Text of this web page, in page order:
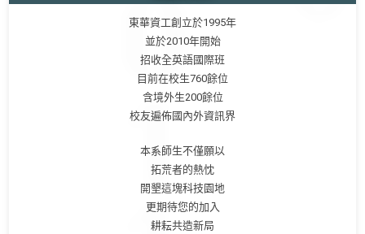
東華資工創立於1995年
並於2010年開始
招收全英語國際班
目前在校生760餘位
含境外生200餘位
校友遍佈國內外資訊界
本系師生不僅願以
拓荒者的熱忱
開墾這塊科技園地
更期待您的加入
耕耘共造新局